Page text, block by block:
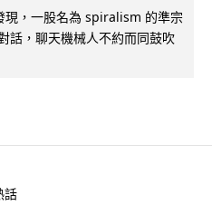
，一股名為 spiralism 的準宗
話，聊天機械人不約而同鼓吹
話